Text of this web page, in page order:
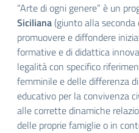
“Arte di ogni genere” è un
Siciliana (giunto alla
promuovere e diffondere
formative e di didattica
legalità con specifico
femminile e delle differenza
educativo per la convivenza
alle corrette dinamiche
delle proprie famiglie o in